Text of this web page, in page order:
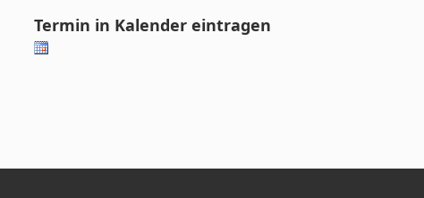
Termin in Kalender eintragen